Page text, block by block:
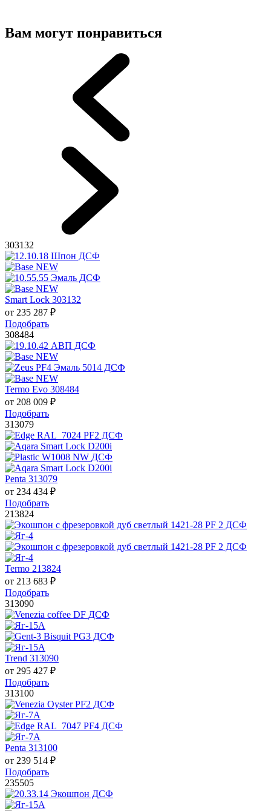
Вам могут понравиться
303132
Smart Lock 303132
от 235 287 ₽
Подобрать
308484
Termo Evo 308484
от 208 009 ₽
Подобрать
313079
Penta 313079
от 234 434 ₽
Подобрать
213824
Termo 213824
от 213 683 ₽
Подобрать
313090
Trend 313090
от 295 427 ₽
Подобрать
313100
Penta 313100
от 239 514 ₽
Подобрать
235505